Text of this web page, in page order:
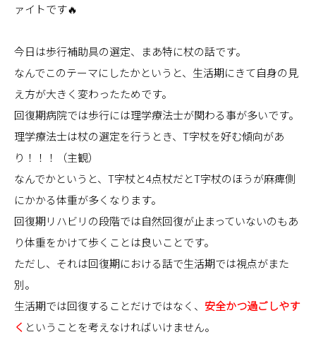
ァイトです🔥
今日は歩行補助具の選定、まあ特に杖の話です。
なんでこのテーマにしたかというと、生活期にきて自身の見
え方が大きく変わったためです。
回復期病院では歩行には理学療法士が関わる事が多いです。
理学療法士は杖の選定を行うとき、T字杖を好む傾向があ
り！！！（主観）
なんでかというと、T字杖と4点杖だとT字杖のほうが麻痺側
にかかる体重が多くなります。
回復期リハビリの段階では自然回復が止まっていないのもあ
り体重をかけて歩くことは良いことです。
ただし、それは回復期における話で生活期では視点がまた
別。
生活期では回復することだけではなく、 安全かつ過ごしやす
く ということを考えなければいけません。